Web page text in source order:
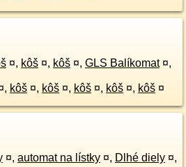
¤, kôš ¤, kôš ¤, GLS Balíkomat ¤,
, kôš ¤, kôš ¤, kôš ¤, kôš ¤, kôš ¤
¤, automat na lístky ¤, Dlhé diely ¤,